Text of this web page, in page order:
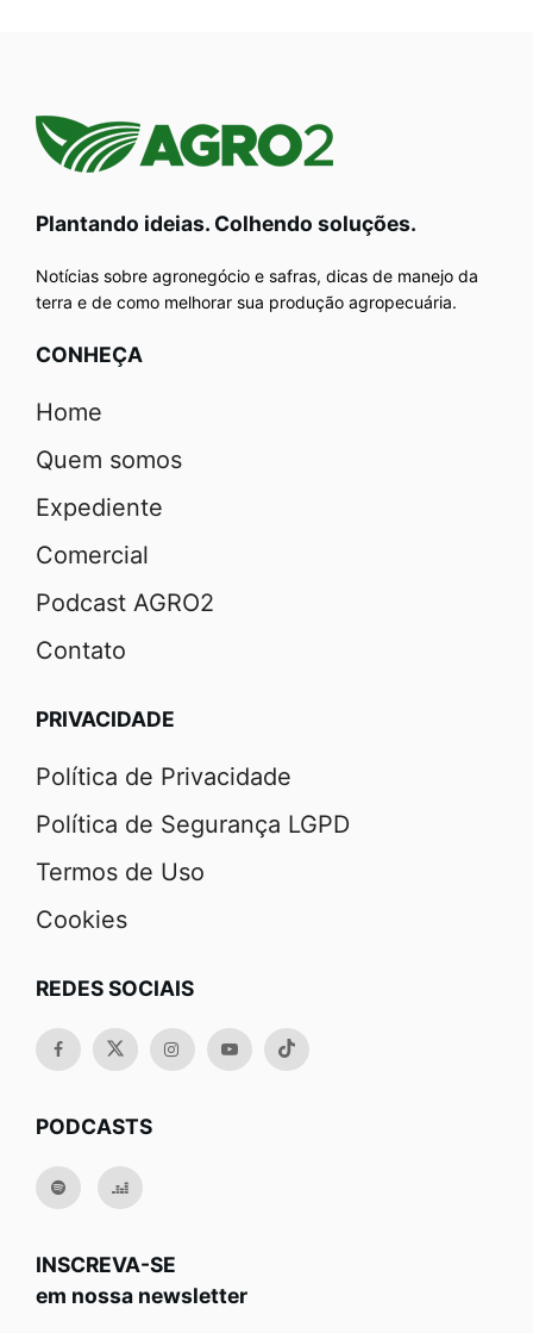
Plantando ideias. Colhendo soluções.
Notícias sobre agronegócio e safras, dicas de manejo da
terra e de como melhorar sua produção agropecuária.
CONHEÇA
Home
Quem somos
Expediente
Comercial
Podcast AGRO2
Contato
PRIVACIDADE
Política de Privacidade
Política de Segurança LGPD
Termos de Uso
Cookies
REDES SOCIAIS
PODCASTS
INSCREVA-SE
em nossa newsletter